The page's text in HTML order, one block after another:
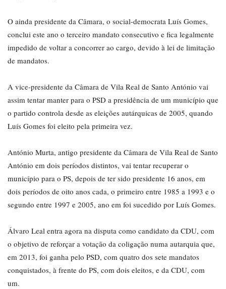
O ainda presidente da Câmara, o social-democrata Luís Gomes,
conclui este ano o terceiro mandato consecutivo e fica legalmente
impedido de voltar a concorrer ao cargo, devido à lei de limitação
de mandatos.
A vice-presidente da Câmara de Vila Real de Santo António vai
assim tentar manter para o PSD a presidência de um município que
o partido controla desde as eleições autárquicas de 2005, quando
Luís Gomes foi eleito pela primeira vez.
António Murta, antigo presidente da Câmara de Vila Real de Santo
António em dois períodos distintos, vai tentar recuperar o
município para o PS, depois de ter sido presidente 16 anos, em
dois períodos de oito anos cada, o primeiro entre 1985 a 1993 e o
segundo entre 1997 e 2005, ano em foi sucedido por Luís Gomes.
Álvaro Leal entra agora na disputa como candidato da CDU, com
o objetivo de reforçar a votação da coligação numa autarquia que,
em 2013, foi ganha pelo PSD, com quatro dos sete mandatos
conquistados, à frente do PS, com dois eleitos, e da CDU, com
um.